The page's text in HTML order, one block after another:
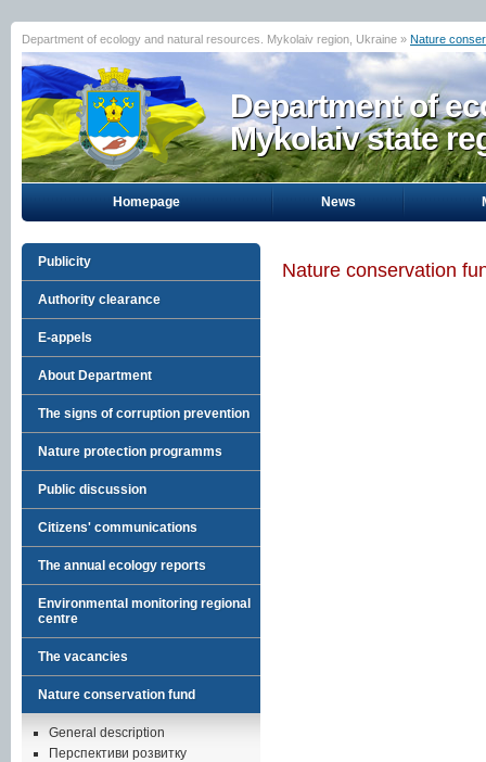
Department of ecology and natural resources. Mykolaiv region, Ukraine » Nature
Department of
Mykolaiv state
Homepage News
Publicity
Authority clearance
E-appels
About Department
The signs of corruption prevention
Nature protection programms
Public discussion
Citizens' communications
The annual ecology reports
Environmental monitoring regional
centre
The vacancies
Nature conservation fund
General description
Перспективи розвитку
Nature conservation